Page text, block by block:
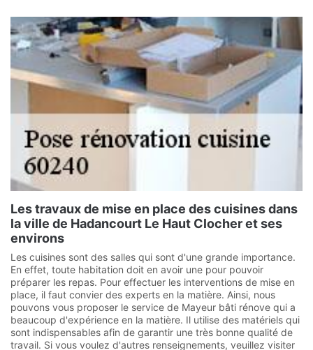
Les travaux de mise en place des cuisines dans
la ville de Hadancourt Le Haut Clocher et ses
environs
Les cuisines sont des salles qui sont d'une grande importance.
En effet, toute habitation doit en avoir une pour pouvoir
préparer les repas. Pour effectuer les interventions de mise en
place, il faut convier des experts en la matière. Ainsi, nous
pouvons vous proposer le service de Mayeur bâti rénove qui a
beaucoup d'expérience en la matière. Il utilise des matériels qui
sont indispensables afin de garantir une très bonne qualité de
travail. Si vous voulez d'autres renseignements, veuillez visiter